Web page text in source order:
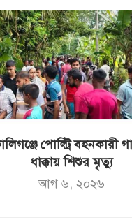
পোল্ট্রি বহনকারী
ধাক্কায় শিশুর মৃত্যু
আগ ৬, ২০২৬